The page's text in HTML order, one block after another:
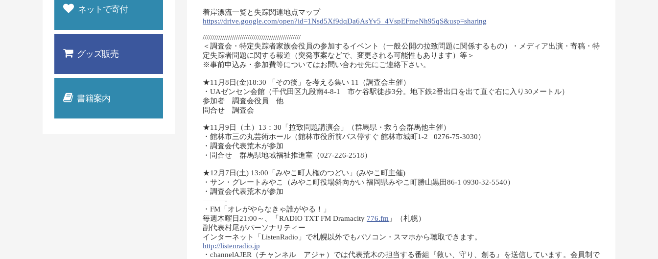
着岸漂流一覧と失踪関連地点マップ
https://drive.google.com/open?id=1Nsd5Xf9dqDa6AsYv5_4VspEFmeNh95qS&usp=sharing
//////////////////////////////////////////////////
＜調査会・特定失踪者家族会役員の参加するイベント（一般公開の拉致問題に関係するもの）・メディア出演・寄稿・特
定失踪者問題に関する報道（突発事案などで、変更される可能性もあります）等＞
※事前申込み・参加費等についてはお問い合わせ先にご連絡下さい。
★11月8日(金)18:30 「その後」を考える集い 11（調査会主催）
・UAゼンセン会館（千代田区九段南4-8-1 市ケ谷駅徒歩3分。地下鉄2番出口を出て直ぐ右に入り30メートル）
参加者 調査会役員 他
問合せ 調査会
★11月9日（土）13：30「拉致問題講演会」（群馬県・救う会群馬他主催）
・館林市三の丸芸術ホール（館林市役所前バス停すぐ 館林市城町1-2 0276-75-3030）
・調査会代表荒木が参加
・問合せ 群馬県地域福祉推進室（027-226-2518）
★12月7日(土) 13:00「みやこ町人権のつどい」(みやこ町主催)
・サン・グレートみやこ（みやこ町役場斜向かい 福岡県みやこ町勝山黒田86-1 0930-32-5540）
・調査会代表荒木が参加
———-
・FM「オレがやらなきゃ誰がやる！」
毎週木曜日21:00～、「RADIO TXT FM Dramacity 776.fm 」（札幌）
副代表村尾がパーソナリティー
インターネット「ListenRadio」で札幌以外でもパソコン・スマホから聴取できます。
http://listenradio.jp
・channelAJER（チャンネル アジャ）では代表荒木の担当する番組『救い、守り、創る』を送信しています。会員制で
ネットで寄付
グッズ販売
書籍案内